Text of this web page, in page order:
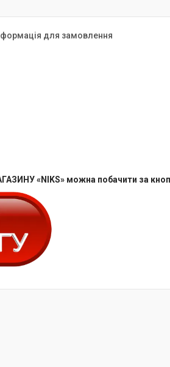
для замовлення
«NIKS» можна побачити за